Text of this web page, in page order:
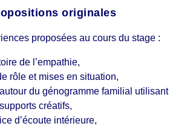
originales
proposées au cours du stage :
de l’empathie,
rôle et mises en situation,
du génogramme familial utilisant
créatifs,
d’écoute intérieure,